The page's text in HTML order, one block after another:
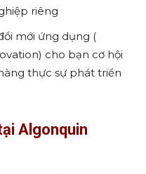
riêng
mới ứng dụng (
cho bạn cơ hội
thực sự phát triển
Algonquin